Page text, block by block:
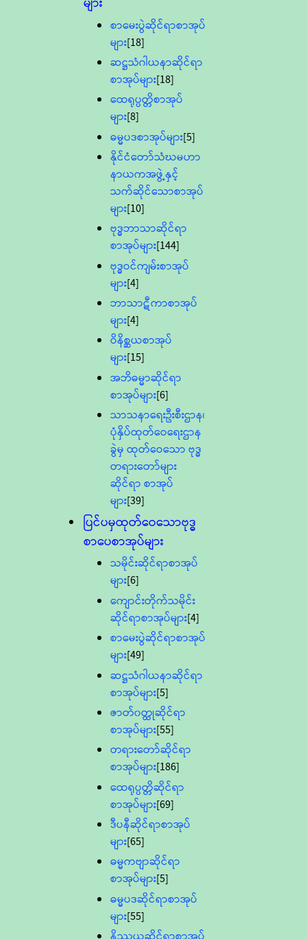
စာမေးပွဲဆိုင်ရာစာအုပ်
များ[18]
ဆဋ္ဌသံဂါယနာဆိုင်ရာ
စာအုပ်များ[18]
ထေရုပ္ပတ္တိစာအုပ်
များ[8]
ဓမ္မပဒစာအုပ်များ[5]
နိုင်ငံတော်သံဃမဟာ
နာယကအဖွဲ့နှင့်
သက်ဆိုင်သောစာအုပ်
များ[10]
ဗုဒ္ဓဘာသာဆိုင်ရာ
စာအုပ်များ[144]
ဗုဒ္ဓဝင်ကျမ်းစာအုပ်
များ[4]
ဘာသာဋီကာစာအုပ်
များ[4]
ဝိနိစ္ဆယစာအုပ်
များ[15]
အဘိဓမ္မာဆိုင်ရာ
စာအုပ်များ[6]
သာသနာရေးဦးစီးဌာန၊
ပုံနှိပ်ထုတ်ဝေရေးဌာန
ခွဲမှ ထုတ်ဝေသော ဗုဒ္ဓ
တရားတော်များ
ဆိုင်ရာ စာအုပ်
များ[39]
ပြင်ပမှထုတ်ဝေသောဗုဒ္ဓ
စာပေစာအုပ်များ
သမိုင်းဆိုင်ရာစာအုပ်
များ[6]
ကျောင်းတိုက်သမိုင်း
ဆိုင်ရာစာအုပ်များ[4]
စာမေးပွဲဆိုင်ရာစာအုပ်
များ[49]
ဆဋ္ဌသံဂါယနာဆိုင်ရာ
စာအုပ်များ[5]
ဇာတ်၀တ္ထုဆိုင်ရာ
စာအုပ်များ[55]
တရားတော်ဆိုင်ရာ
စာအုပ်များ[186]
ထေရုပ္ပတ္တိဆိုင်ရာ
စာအုပ်များ[69]
ဒီပနီဆိုင်ရာစာအုပ်
များ[65]
ဓမ္မကဗျာဆိုင်ရာ
စာအုပ်များ[5]
ဓမ္မပဒဆိုင်ရာစာအုပ်
များ[55]